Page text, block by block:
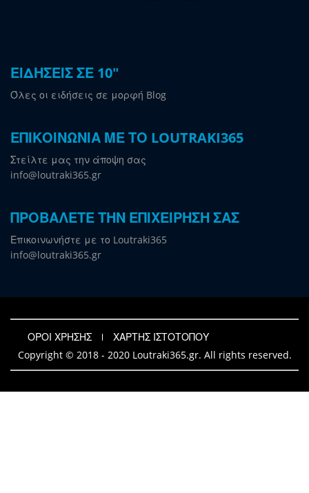
ΕΙΔΗΣΕΙΣ ΣΕ 10"
Όλες οι ειδήσεις σε μορφή Blog
ΕΠΙΚΟΙΝΩΝΙΑ ΜΕ ΤΟ LOUTRAKI365
Στείλτε μας την άποψη σας
info@loutraki365.gr
ΠΡΟΒΑΛΕΤΕ ΤΗΝ ΕΠΙΧΕΙΡΗΣΗ ΣΑΣ
Επικοινωνήστε με το Loutraki365
info@loutraki365.gr
ΟΡΟΙ ΧΡΗΣΗΣ
ΧΑΡΤΗΣ ΙΣΤΟΤΟΠΟΥ
Copyright © 2018 - 2020 Loutraki365.gr. All rights reserved.